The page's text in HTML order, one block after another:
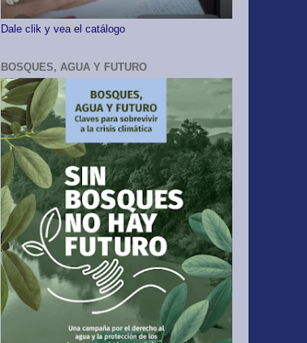
Dale clik y vea el catálogo
BOSQUES, AGUA Y FUTURO